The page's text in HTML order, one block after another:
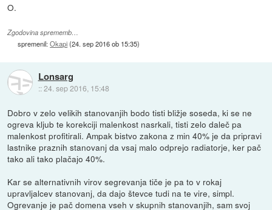
O.
Zgodovina sprememb…
spremenil:Okapi(24. sep 2016 ob 15:35)
Lonsarg
::24. sep 2016, 15:48
Dobro v zelo velikih stanovanjih bodo tisti bližje soseda, ki se ne
ogreva kljub te korekciji malenkost nasrkali, tisti zelo daleč pa
malenkost profitirali. Ampak bistvo zakona z min 40% je da pripravi
lastnike praznih stanovanj da vsaj malo odprejo radiatorje, ker pač
tako ali tako plačajo 40%.
Kar se alternativnih virov segrevanja tiče je pa to v rokaj
upravljalcev stanovanj, da dajo števce tudi na te vire, simpl.
Ogrevanje je pač domena vseh v skupnih stanovanjih, sam svoj